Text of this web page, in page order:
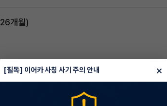
스포티지하이브리드 승계합니다(잔여렌트기간 : 26개월)
[필독] 이어카 사칭 사기 주의 안내 ×